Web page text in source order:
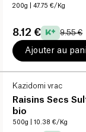
200g | 47.75 €/Kg
8.12 € 9.55 €
Ajouter au
Kazidomi vrac
Raisins Secs
bio
500g | 10.38 €/Kg